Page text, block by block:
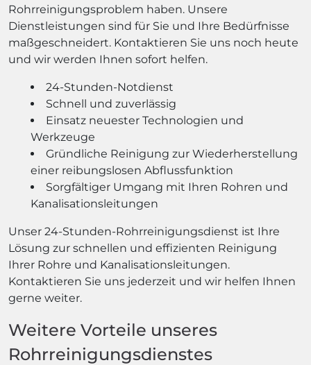
Rohrreinigungsproblem haben. Unsere
Dienstleistungen sind für Sie und Ihre Bedürfnisse
maßgeschneidert. Kontaktieren Sie uns noch heute
und wir werden Ihnen sofort helfen.
24-Stunden-Notdienst
Schnell und zuverlässig
Einsatz neuester Technologien und
Werkzeuge
Gründliche Reinigung zur Wiederherstellung
einer reibungslosen Abflussfunktion
Sorgfältiger Umgang mit Ihren Rohren und
Kanalisationsleitungen
Unser 24-Stunden-Rohrreinigungsdienst ist Ihre
Lösung zur schnellen und effizienten Reinigung
Ihrer Rohre und Kanalisationsleitungen.
Kontaktieren Sie uns jederzeit und wir helfen Ihnen
gerne weiter.
Weitere Vorteile unseres
Rohrreinigungsdienstes